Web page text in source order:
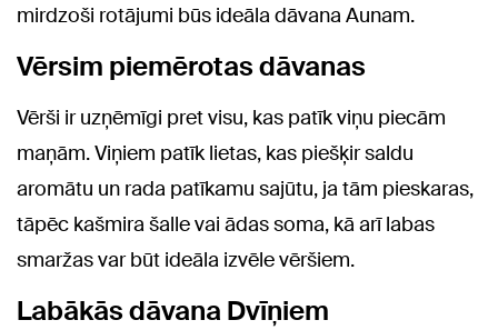
mirdzoši rotājumi būs ideāla dāvana Aunam.
Vērsim piemērotas dāvanas
Vērši ir uzņēmīgi pret visu, kas patīk viņu piecām
maņām. Viņiem patīk lietas, kas piešķir saldu
aromātu un rada patīkamu sajūtu, ja tām pieskaras,
tāpēc kašmira šalle vai ādas soma, kā arī labas
smaržas var būt ideāla izvēle vēršiem.
Labākās dāvana Dvīņiem